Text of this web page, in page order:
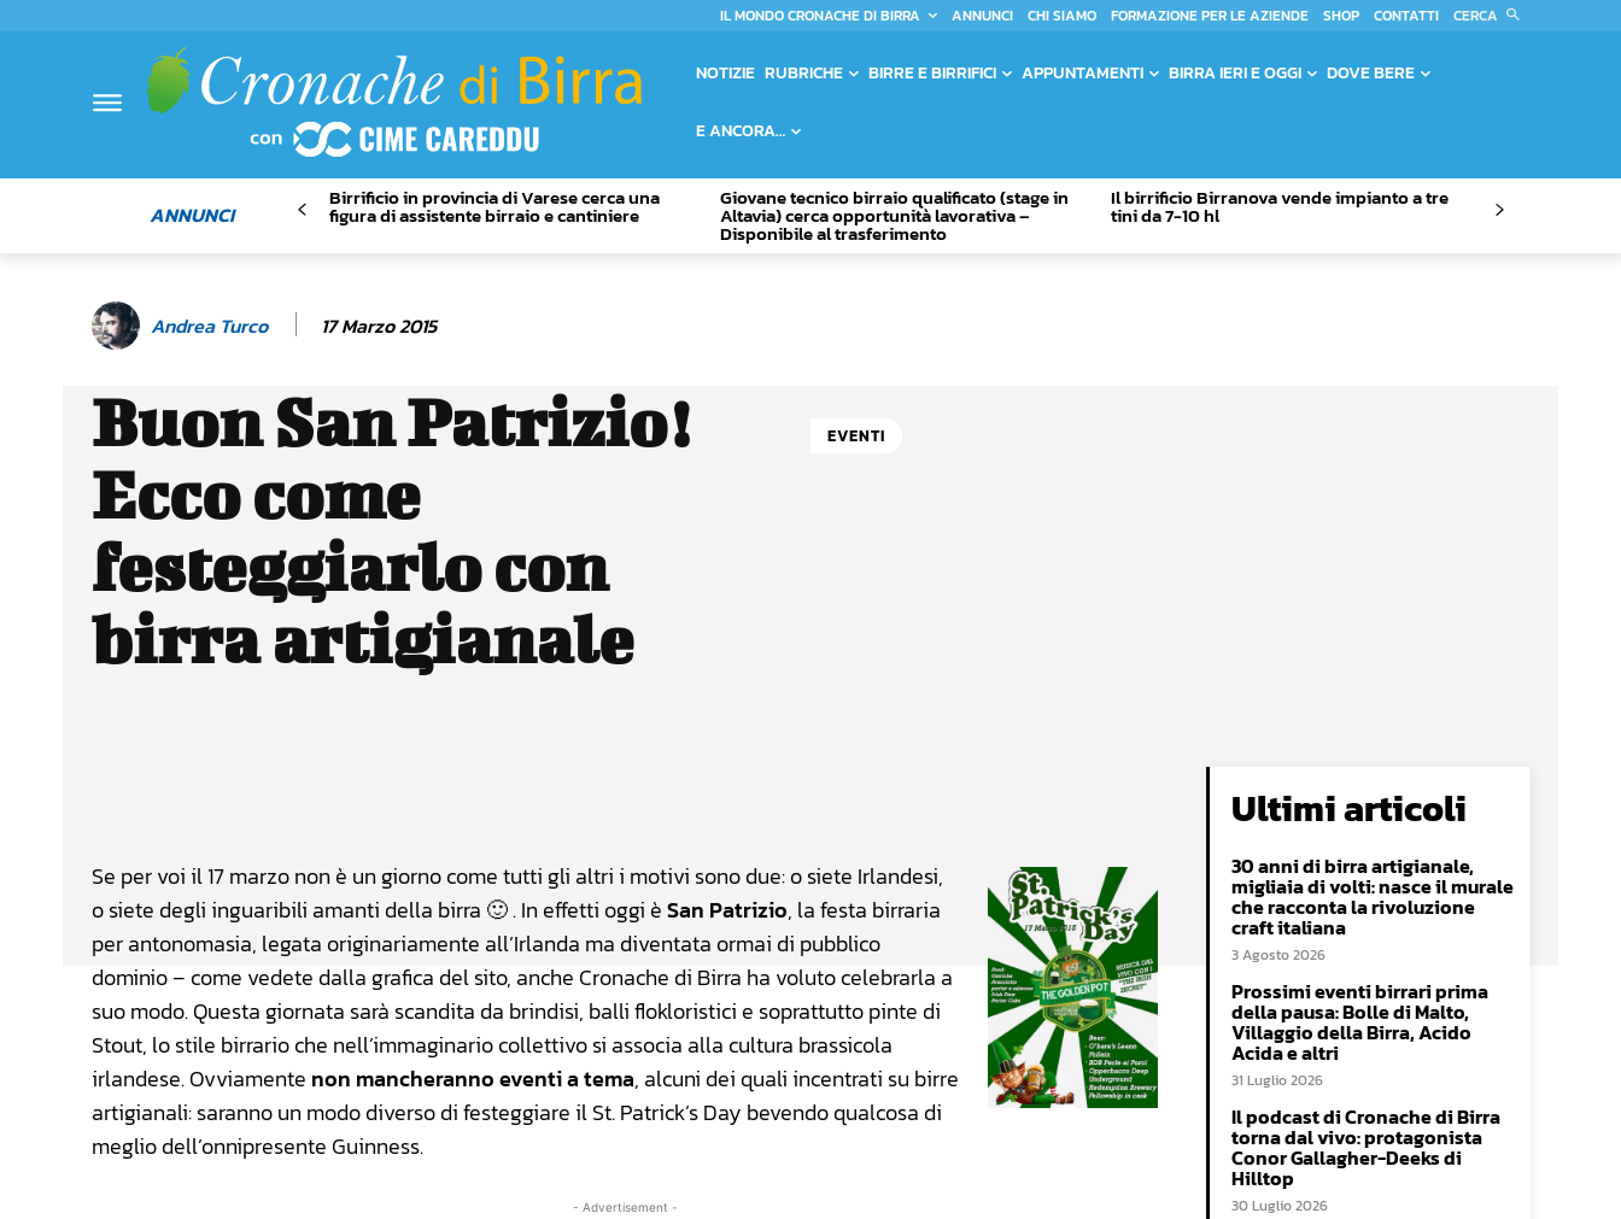
IL MONDO CRONACHE DI BIRRA ANNUNCI CHI SIAMO FORMAZIONE PER LE AZIENDE SHOP CONTATTI CERCA
NOTIZIE RUBRICHE BIRRE E BIRRIFICI APPUNTAMENTI BIRRA IERI E OGGI DOVE BERE
E ANCORA…
ANNUNCI
Birrificio in provincia di Varese cerca una
figura di assistente birraio e cantiniere
Giovane tecnico birraio qualificato (stage in
Altavia) cerca opportunità lavorativa –
Disponibile al trasferimento
Il birrificio Birranova vende impianto a tre
tini da 7-10 hl
Andrea Turco 17 Marzo 2015
Buon San Patrizio!
Ecco come
festeggiarlo con
birra artigianale
EVENTI
Se per voi il 17 marzo non è un giorno come tutti gli altri i motivi sono due: o siete Irlandesi,
o siete degli inguaribili amanti della birra 🙂 . In effetti oggi èSan Patrizio, la festa birraria
per antonomasia, legata originariamente all’Irlanda ma diventata ormai di pubblico
dominio – come vedete dalla grafica del sito, anche Cronache di Birra ha voluto celebrarla a
suo modo. Questa giornata sarà scandita da brindisi, balli flokloristici e soprattutto pinte di
Stout, lo stile birrario che nell’immaginario collettivo si associa alla cultura brassicola
irlandese. Ovviamente non mancheranno eventi a tema, alcuni dei quali incentrati su birre
artigianali: saranno un modo diverso di festeggiare il St. Patrick’s Day bevendo qualcosa di
meglio dell’onnipresente Guinness.
- Advertisement -
Ultimi articoli
30 anni di birra artigianale,
migliaia di volti: nasce il murale
che racconta la rivoluzione
craft italiana
3 Agosto 2026
Prossimi eventi birrari prima
della pausa: Bolle di Malto,
Villaggio della Birra, Acido
Acida e altri
31 Luglio 2026
Il podcast di Cronache di Birra
torna dal vivo: protagonista
Conor Gallagher-Deeks di
Hilltop
30 Luglio 2026